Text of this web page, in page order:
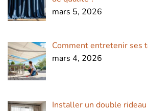
mars 5, 2026
Comment entretenir ses
mars 4, 2026
Installer un double